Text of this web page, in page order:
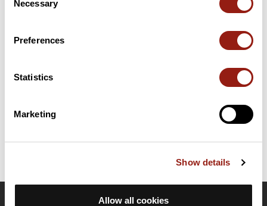
Selection
Necessary
Preferences
Statistics
Marketing
Show details
Allow all cookies
Résumé
Roche-sur-Foron. Il présente une ascension cumulée de plus de
920m. Prévoyez environ 4 heures et 21 minutes pour réaliser ce
Dernière modification de la fiche parcours: 10 octobre 2022 à 17:13:51.
Identifiant du parcours: 7234608